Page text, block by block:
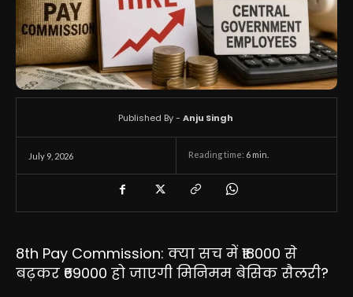
July 9, 2026 Reading time: 6 min.
Published By - Anju Singh
8th Pay Commission: क्या सच में ₹18000 से
बढ़कर ₹69000 हो जाएगी मिनिमम बेसिक सैलरी?